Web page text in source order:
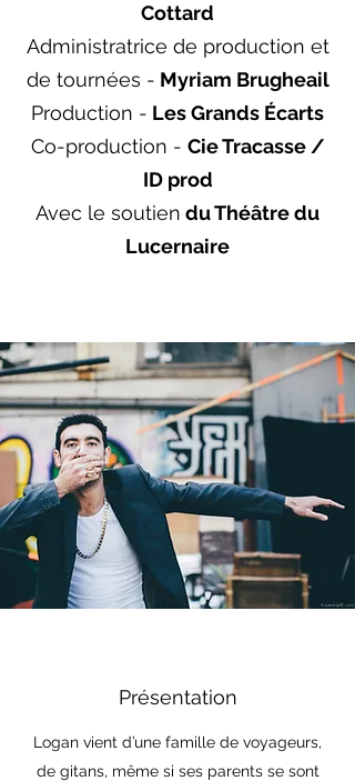
Cottard
Administratrice de production et
de tournées - Myriam Brugheail
Production - Les Grands Écarts
Co-production - Cie Tracasse /
ID prod
Avec le soutien du Théâtre du
Lucernaire
Présentation
Logan vient d’une famille de voyageurs,
de gitans, même si ses parents se sont